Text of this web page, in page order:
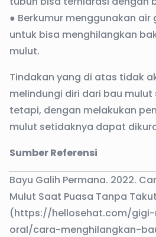
● Berkumur menggunakan
untuk bisa menghilangkan
mulut.
Tindakan yang di atas tidak
melindungi diri dari bau
tetapi, dengan melakukan
mulut setidaknya dapat
Sumber Referensi
Bayu Galih Permana. 2022.
Mulut Saat Puasa Tanpa
(https://hellosehat.com/
oral/cara-menghilangkan-